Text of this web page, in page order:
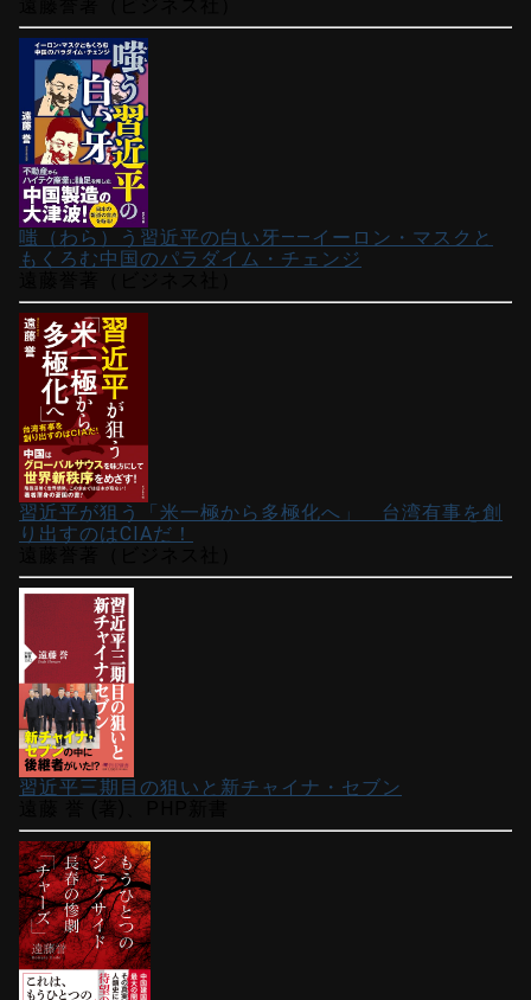
嗤（わら）う習近平の白い牙――イーロン・マスクと
もくろむ中国のパラダイム・チェンジ
習近平が狙う「米一極から多極化へ」 台湾有事を創
り出すのはCIAだ！
習近平三期目の狙いと新チャイナ・セブン